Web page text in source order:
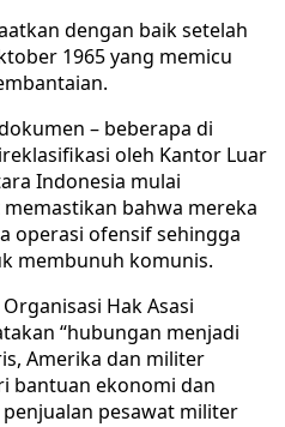
dengan baik setelah
1965 yang memicu
– beberapa di
oleh Kantor Luar
Indonesia mulai
bahwa mereka
operasi ofensif sehingga
membunuh komunis.
Hak Asasi
“hubungan menjadi
Amerika dan militer
bantuan ekonomi dan
pesawat militer